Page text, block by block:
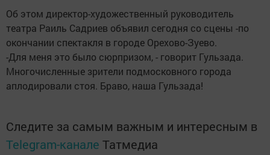
Об этом директор-художественный руководитель
театра Раиль Садриев объявил сегодня со сцены -по
окончании спектакля в городе Орехово-Зуево.
-Для меня это было сюрпризом, - говорит Гульзада.
Многочисленные зрители подмосковного города
аплодировали стоя. Браво, наша Гульзада!
Следите за самым важным и интересным в
Telegram-канале Татмедиа